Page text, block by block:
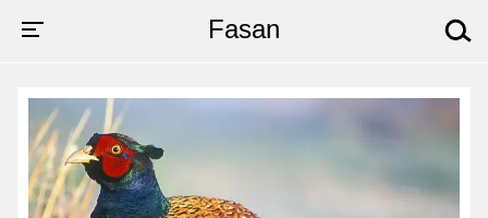
Fasan